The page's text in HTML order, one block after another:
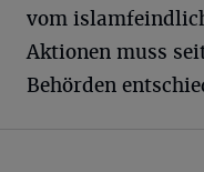
vom
Aktionen muss
Behörden